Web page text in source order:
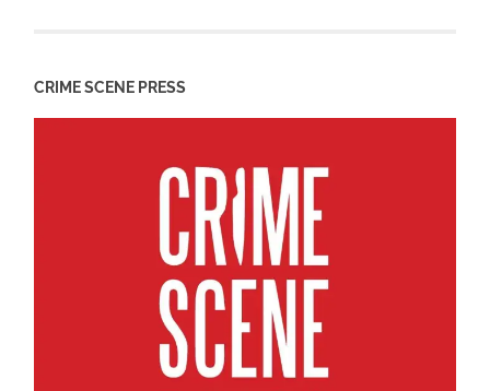
CRIME SCENE PRESS